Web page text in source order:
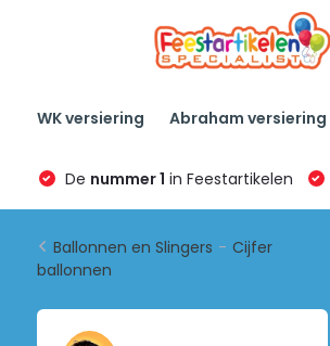
WK versiering Abraham versiering
De nummer 1 in Feestartikelen
Ballonnen en Slingers - Cijfer
ballonnen